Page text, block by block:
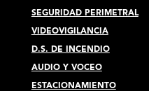
SEGURIDAD PERIMETRAL
VIDEOVIGILANCIA
D.S. DE INCENDIO
AUDIO Y VOCEO
ESTACIONAMIENTO